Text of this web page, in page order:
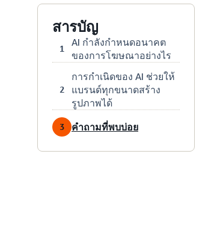
สารบัญ
1
AI กำลังกำหนดอนาคต
ของการโฆษณาอย่างไร
2
การกำเนิดของ AI ช่วยให้
แบรนด์ทุกขนาดสร้าง
รูปภาพได้
3 คำถามที่พบบ่อย